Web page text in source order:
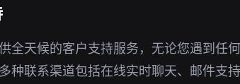
全天候的客户支持服务，无论您遇到任
种联系渠道包括在线实时聊天、邮件支